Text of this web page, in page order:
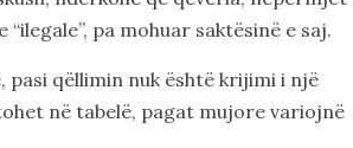
pa mohuar saktësinë e saj.
pasi qëllimin nuk është krijimi i një
në tabelë, pagat mujore variojnë